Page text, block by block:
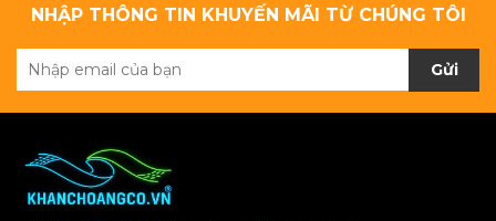
NHẬP THÔNG TIN KHUYẾN MÃI TỪ CHÚNG TÔI
Gửi